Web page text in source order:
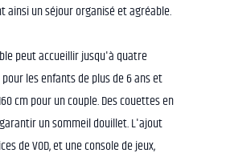
un séjour organisé et agréable.
peut accueillir jusqu'à quatre
les enfants de plus de 6 ans et
cm pour un couple. Des couettes en
un sommeil douillet. L'ajout
de VOD, et une console de jeux,